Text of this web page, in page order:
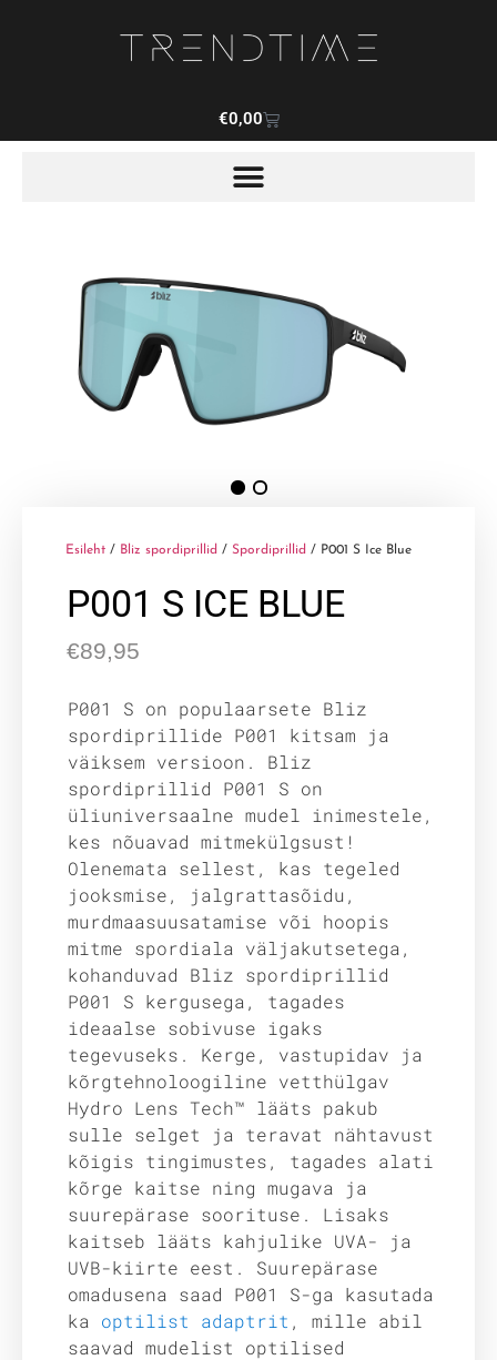
€0,00
Esileht / Bliz spordiprillid / Spordiprillid / P001 S Ice Blue
P001 S ICE BLUE
€89,95
P001 S on populaarsete Bliz
spordiprillide P001 kitsam ja
väiksem versioon. Bliz
spordiprillid P001 S on
üliuniversaalne mudel inimestele,
kes nõuavad mitmekülgsust!
Olenemata sellest, kas tegeled
jooksmise, jalgrattasõidu,
murdmaasuusatamise või hoopis
mitme spordiala väljakutsetega,
kohanduvad Bliz spordiprillid
P001 S kergusega, tagades
ideaalse sobivuse igaks
tegevuseks. Kerge, vastupidav ja
kõrgtehnoloogiline vetthülgav
Hydro Lens Tech™ lääts pakub
sulle selget ja teravat nähtavust
kõigis tingimustes, tagades alati
kõrge kaitse ning mugava ja
suurepärase soorituse. Lisaks
kaitseb lääts kahjulike UVA- ja
UVB-kiirte eest. Suurepärase
omadusena saad P001 S-ga kasutada
ka optilist adaptrit , mille abil
saavad mudelist optilised